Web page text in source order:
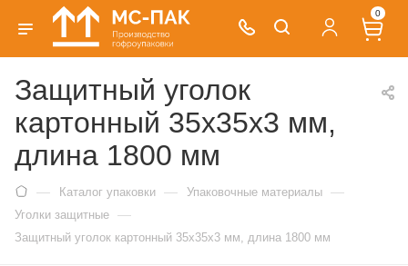
0
Защитный уголок
картонный 35х35х3 мм,
длина 1800 мм
— Каталог упаковки — Упаковочные материалы —
Уголки защитные —
Защитный уголок картонный 35х35х3 мм, длина 1800 мм